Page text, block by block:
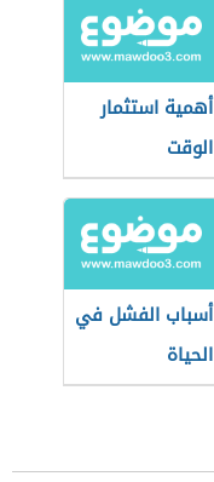
أهمية استثمار
الوقت
أسباب الفشل في
الحياة